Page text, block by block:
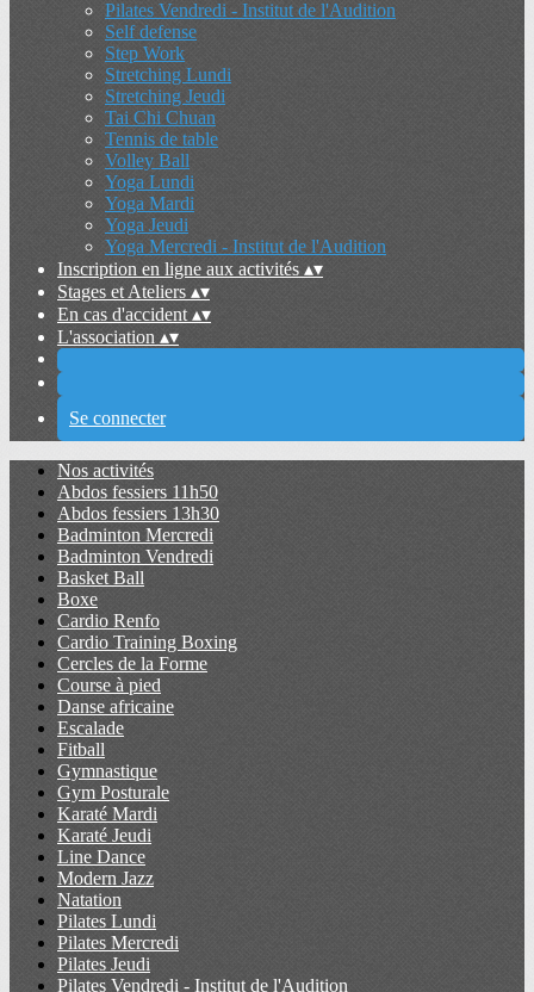
Pilates Vendredi - Institut de l'Audition
Self defense
Step Work
Stretching Lundi
Stretching Jeudi
Tai Chi Chuan
Tennis de table
Volley Ball
Yoga Lundi
Yoga Mardi
Yoga Jeudi
Yoga Mercredi - Institut de l'Audition
Inscription en ligne aux activités ▴▾
Stages et Ateliers ▴▾
En cas d'accident ▴▾
L'association ▴▾
Se connecter
Nos activités
Abdos fessiers 11h50
Abdos fessiers 13h30
Badminton Mercredi
Badminton Vendredi
Basket Ball
Boxe
Cardio Renfo
Cardio Training Boxing
Cercles de la Forme
Course à pied
Danse africaine
Escalade
Fitball
Gymnastique
Gym Posturale
Karaté Mardi
Karaté Jeudi
Line Dance
Modern Jazz
Natation
Pilates Lundi
Pilates Mercredi
Pilates Jeudi
Pilates Vendredi - Institut de l'Audition